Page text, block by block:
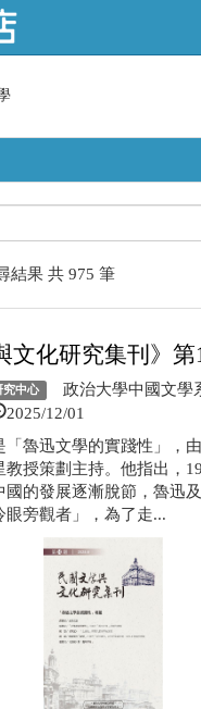
結果 共 975 筆
文化研究集刊》第
究中心 政治大學中國文學
2025/12/01
迅文學的實踐性」，由
教授策劃主持。他指出，
國的發展逐漸脫節，魯迅
眼旁觀者」，為了走...